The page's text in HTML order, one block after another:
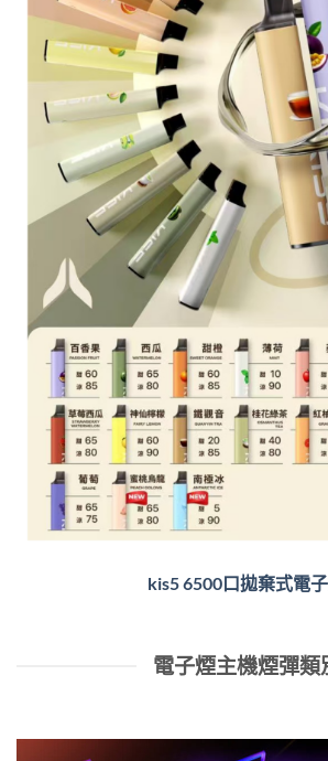
kis5 6500口拋棄式電
電子煙主機煙彈類